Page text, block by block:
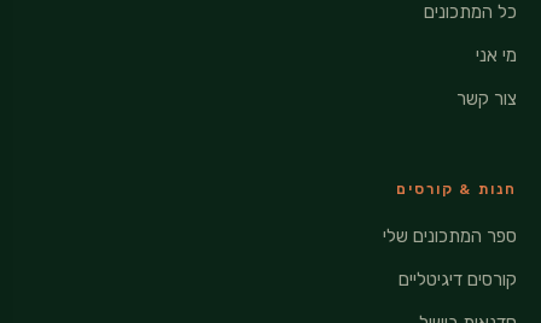
כל המתכונים
מי אני
צור קשר
חנות & קורסים
ספר המתכונים שלי
קורסים דיגיטליים